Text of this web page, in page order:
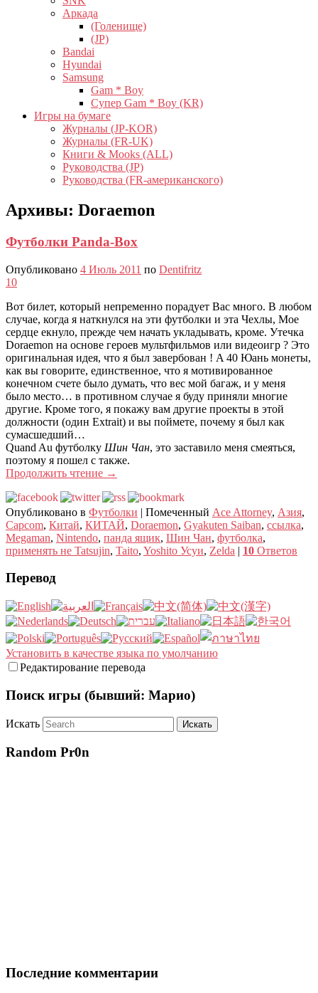
Аркада
(Голенище)
(JP)
Bandai
Hyundai
Samsung
Gam * Boy
Супер Gam * Boy (KR)
Игры на бумаге
Журналы (JP-KOR)
Журналы (FR-UK)
Книги & Mooks (ALL)
Руководства (JP)
Руководства (FR-американского)
Архивы: Doraemon
Футболки Panda-Box
Опубликовано 4 Июль 2011 по Dentifritz
10
Вот билет, который непременно порадует Вас много. В любом
случае, когда я наткнулся на эти футболки и эта Чехлы, Мое
сердце екнуло, прежде чем начать укладывать, кроме. Утечка
Doraemon на основе героев мультфильмов или видеоигр ? Это
оригинальная идея, что я был завербован ! A 40 Юань монеты,
как вы говорите, единственное, что я мотивированное
конечном счете было думать, что вес мой багаж, и у меня
было место… в противном случае я буду приняли многие
другие. Кроме того, я покажу вам другие проекты в этой
должности (один Extrait) и вы поймете, почему я был как
сумасшедший…
Quand Au футболку Шин Чан, это заставило меня смеяться,
поэтому я пошел с также.
Продолжить чтение →
Опубликовано в Футболки | Помеченный Ace Attorney, Азия,
Capcom, Китай, КИТАЙ, Doraemon, Gyakuten Saiban, ссылка,
Megaman, Nintendo, панда ящик, Шин Чан, футболка,
применять не Tatsujin, Taito, Yoshito Усуи, Zelda | 10 Ответов
Перевод
Установить в качестве языка по умолчанию
Редактирование перевода
Поиск игры (бывший: Марио)
Искать
Random Pr0n
Последние комментарии